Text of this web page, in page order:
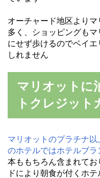
オーチャード地区より
多く、ショッピングも
にせず歩けるのでベイ
しれません
マリオットに
トクレジット
マリオットのプラチナ
のホテルではホテルブ
本ももちろん含まれて
ドにより朝食が付くホ